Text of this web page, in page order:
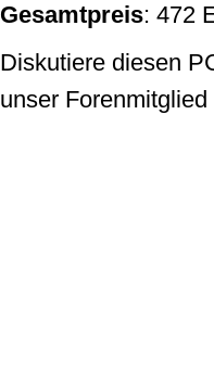
Gesamtpreis: 472
Diskutiere diesen
unser